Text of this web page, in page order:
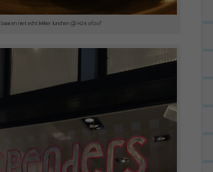
Saai en niet echt lekker lunchen @ H24 ofzo?